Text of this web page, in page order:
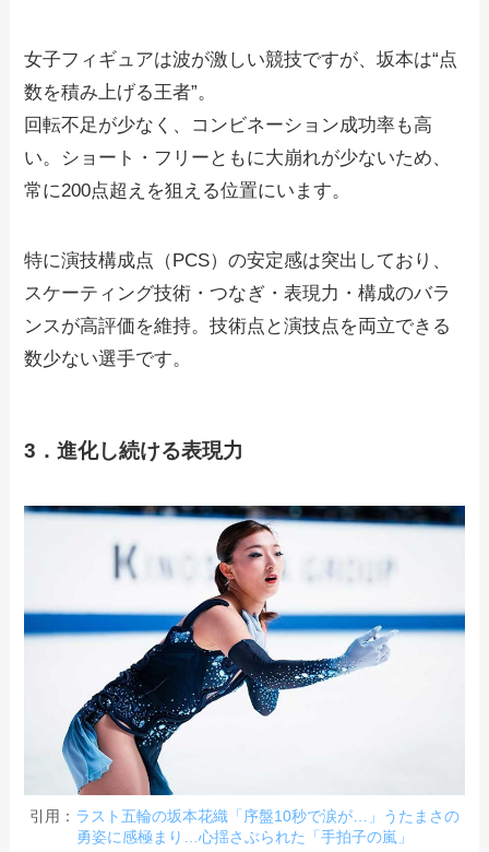
女子フィギュアは波が激しい競技ですが、坂本は“点
数を積み上げる王者”。
回転不足が少なく、コンビネーション成功率も高
い。ショート・フリーともに大崩れが少ないため、
常に200点超えを狙える位置にいます。
特に演技構成点（PCS）の安定感は突出しており、
スケーティング技術・つなぎ・表現力・構成のバラ
ンスが高評価を維持。技術点と演技点を両立できる
数少ない選手です。
3．進化し続ける表現力
引用： ラスト五輪の坂本花織「序盤10秒で涙が…」うたまさの
勇姿に感極まり…心揺さぶられた「手拍子の嵐」